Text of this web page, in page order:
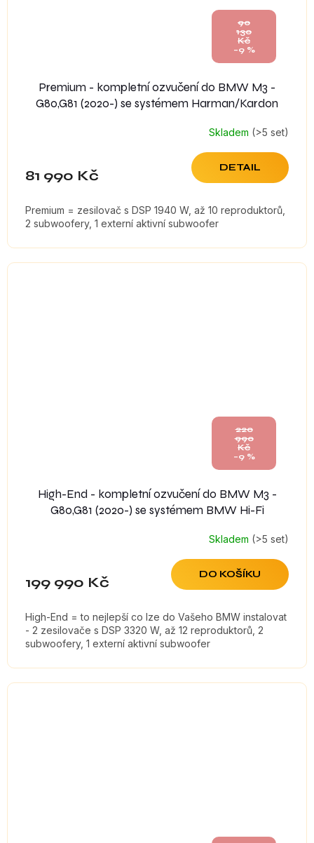
90
130
Kč
–9 %
Premium - kompletní ozvučení do BMW M3 -
G80,G81 (2020-) se systémem Harman/Kardon
Skladem (>5 set)
81 990 Kč DETAIL
Premium = zesilovač s DSP 1940 W, až 10 reproduktorů,
2 subwoofery, 1 externí aktivní subwoofer
220
990
Kč
–9 %
High-End - kompletní ozvučení do BMW M3 -
G80,G81 (2020-) se systémem BMW Hi-Fi
Skladem (>5 set)
199 990 Kč DO KOŠÍKU
High-End = to nejlepší co lze do Vašeho BMW instalovat
- 2 zesilovače s DSP 3320 W, až 12 reproduktorů, 2
subwoofery, 1 externí aktivní subwoofer